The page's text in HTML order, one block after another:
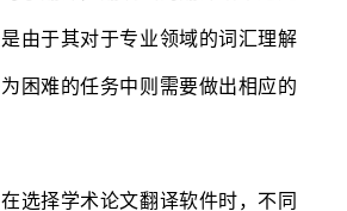
由于其对于专业领域的词汇理解
困难的任务中则需要做出相应的
择学术论文翻译软件时，不同